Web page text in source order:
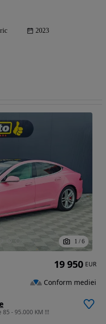
2023
1 / 6
85 - 95.000 KM !!!
19 950 EUR
Conform mediei